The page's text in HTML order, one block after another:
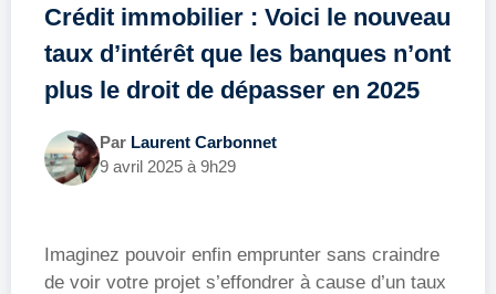
Crédit immobilier : Voici le nouveau
taux d’intérêt que les banques n’ont
plus le droit de dépasser en 2025
Par Laurent Carbonnet
9 avril 2025 à 9h29
Imaginez pouvoir enfin emprunter sans craindre
de voir votre projet s’effondrer à cause d’un taux